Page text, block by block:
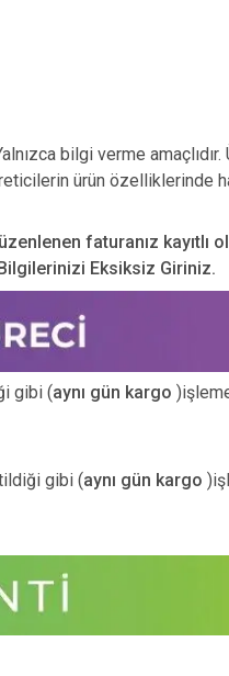
bilgi verme
ürün özelliklerinde
faturanız kayıtlı
Eksiksiz Giriniz.
gibi (aynı gün kargo
gibi (aynı gün kargo